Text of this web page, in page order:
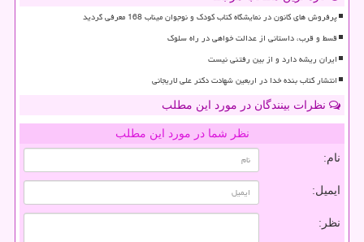
پرفروش های کانون در نمایشگاه کتاب کودک و نوجوان میناب 168 معرفی گردید
قسط و قرب، داستانی از عدالت خواهی در راه سلوک
ایران ریشه دارد و از بین رفتنی نیست
انتشار کتاب بنده خدا در اربعین شهادت دکتر علی لاریجانی
نظرات بینندگان در مورد این مطلب
نظر شما در مورد این مطلب
نام:
ایمیل:
نظر: